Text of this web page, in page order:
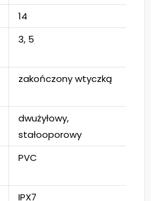
14
3, 5
zakończony wtyczką
dwużyłowy,
stałooporowy
PVC
IPX7